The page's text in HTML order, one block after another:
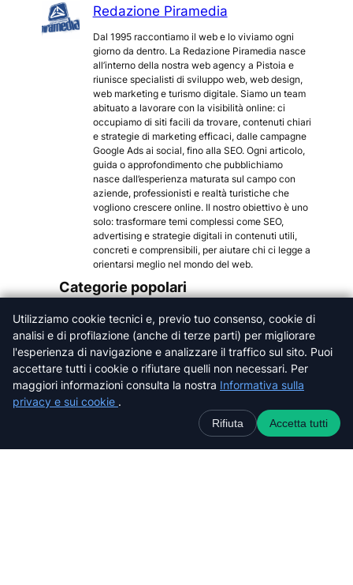
Redazione Piramedia
Dal 1995 raccontiamo il web e lo viviamo ogni
giorno da dentro. La Redazione Piramedia nasce
all’interno della nostra web agency a Pistoia e
riunisce specialisti di sviluppo web, web design,
web marketing e turismo digitale. Siamo un team
abituato a lavorare con la visibilità online: ci
occupiamo di siti facili da trovare, contenuti chiari
e strategie di marketing efficaci, dalle campagne
Google Ads ai social, fino alla SEO. Ogni articolo,
guida o approfondimento che pubblichiamo
nasce dall’esperienza maturata sul campo con
aziende, professionisti e realtà turistiche che
vogliono crescere online. Il nostro obiettivo è uno
solo: trasformare temi complessi come SEO,
advertising e strategie digitali in contenuti utili,
concreti e comprensibili, per aiutare chi ci legge a
orientarsi meglio nel mondo del web.
Categorie popolari
Arezzo
Firenze
Grosseto
Livorno
Lucca
Massa-Carrara
Utilizziamo cookie tecnici e, previo tuo consenso, cookie di
analisi e di profilazione (anche di terze parti) per migliorare
l'esperienza di navigazione e analizzare il traffico sul sito. Puoi
accettare tutti i cookie o rifiutare quelli non necessari. Per
maggiori informazioni consulta la nostra Informativa sulla
privacy e sui cookie .
Rifiuta Accetta tutti